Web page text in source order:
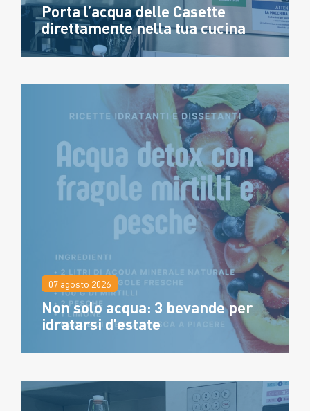
Porta l’acqua delle Casette
direttamente nella tua cucina
07 agosto 2026
Porta l’acqua delle Casette
direttamente nella tua cucina
07 agosto 2026
Non solo acqua: 3 bevande per
idratarsi d’estate